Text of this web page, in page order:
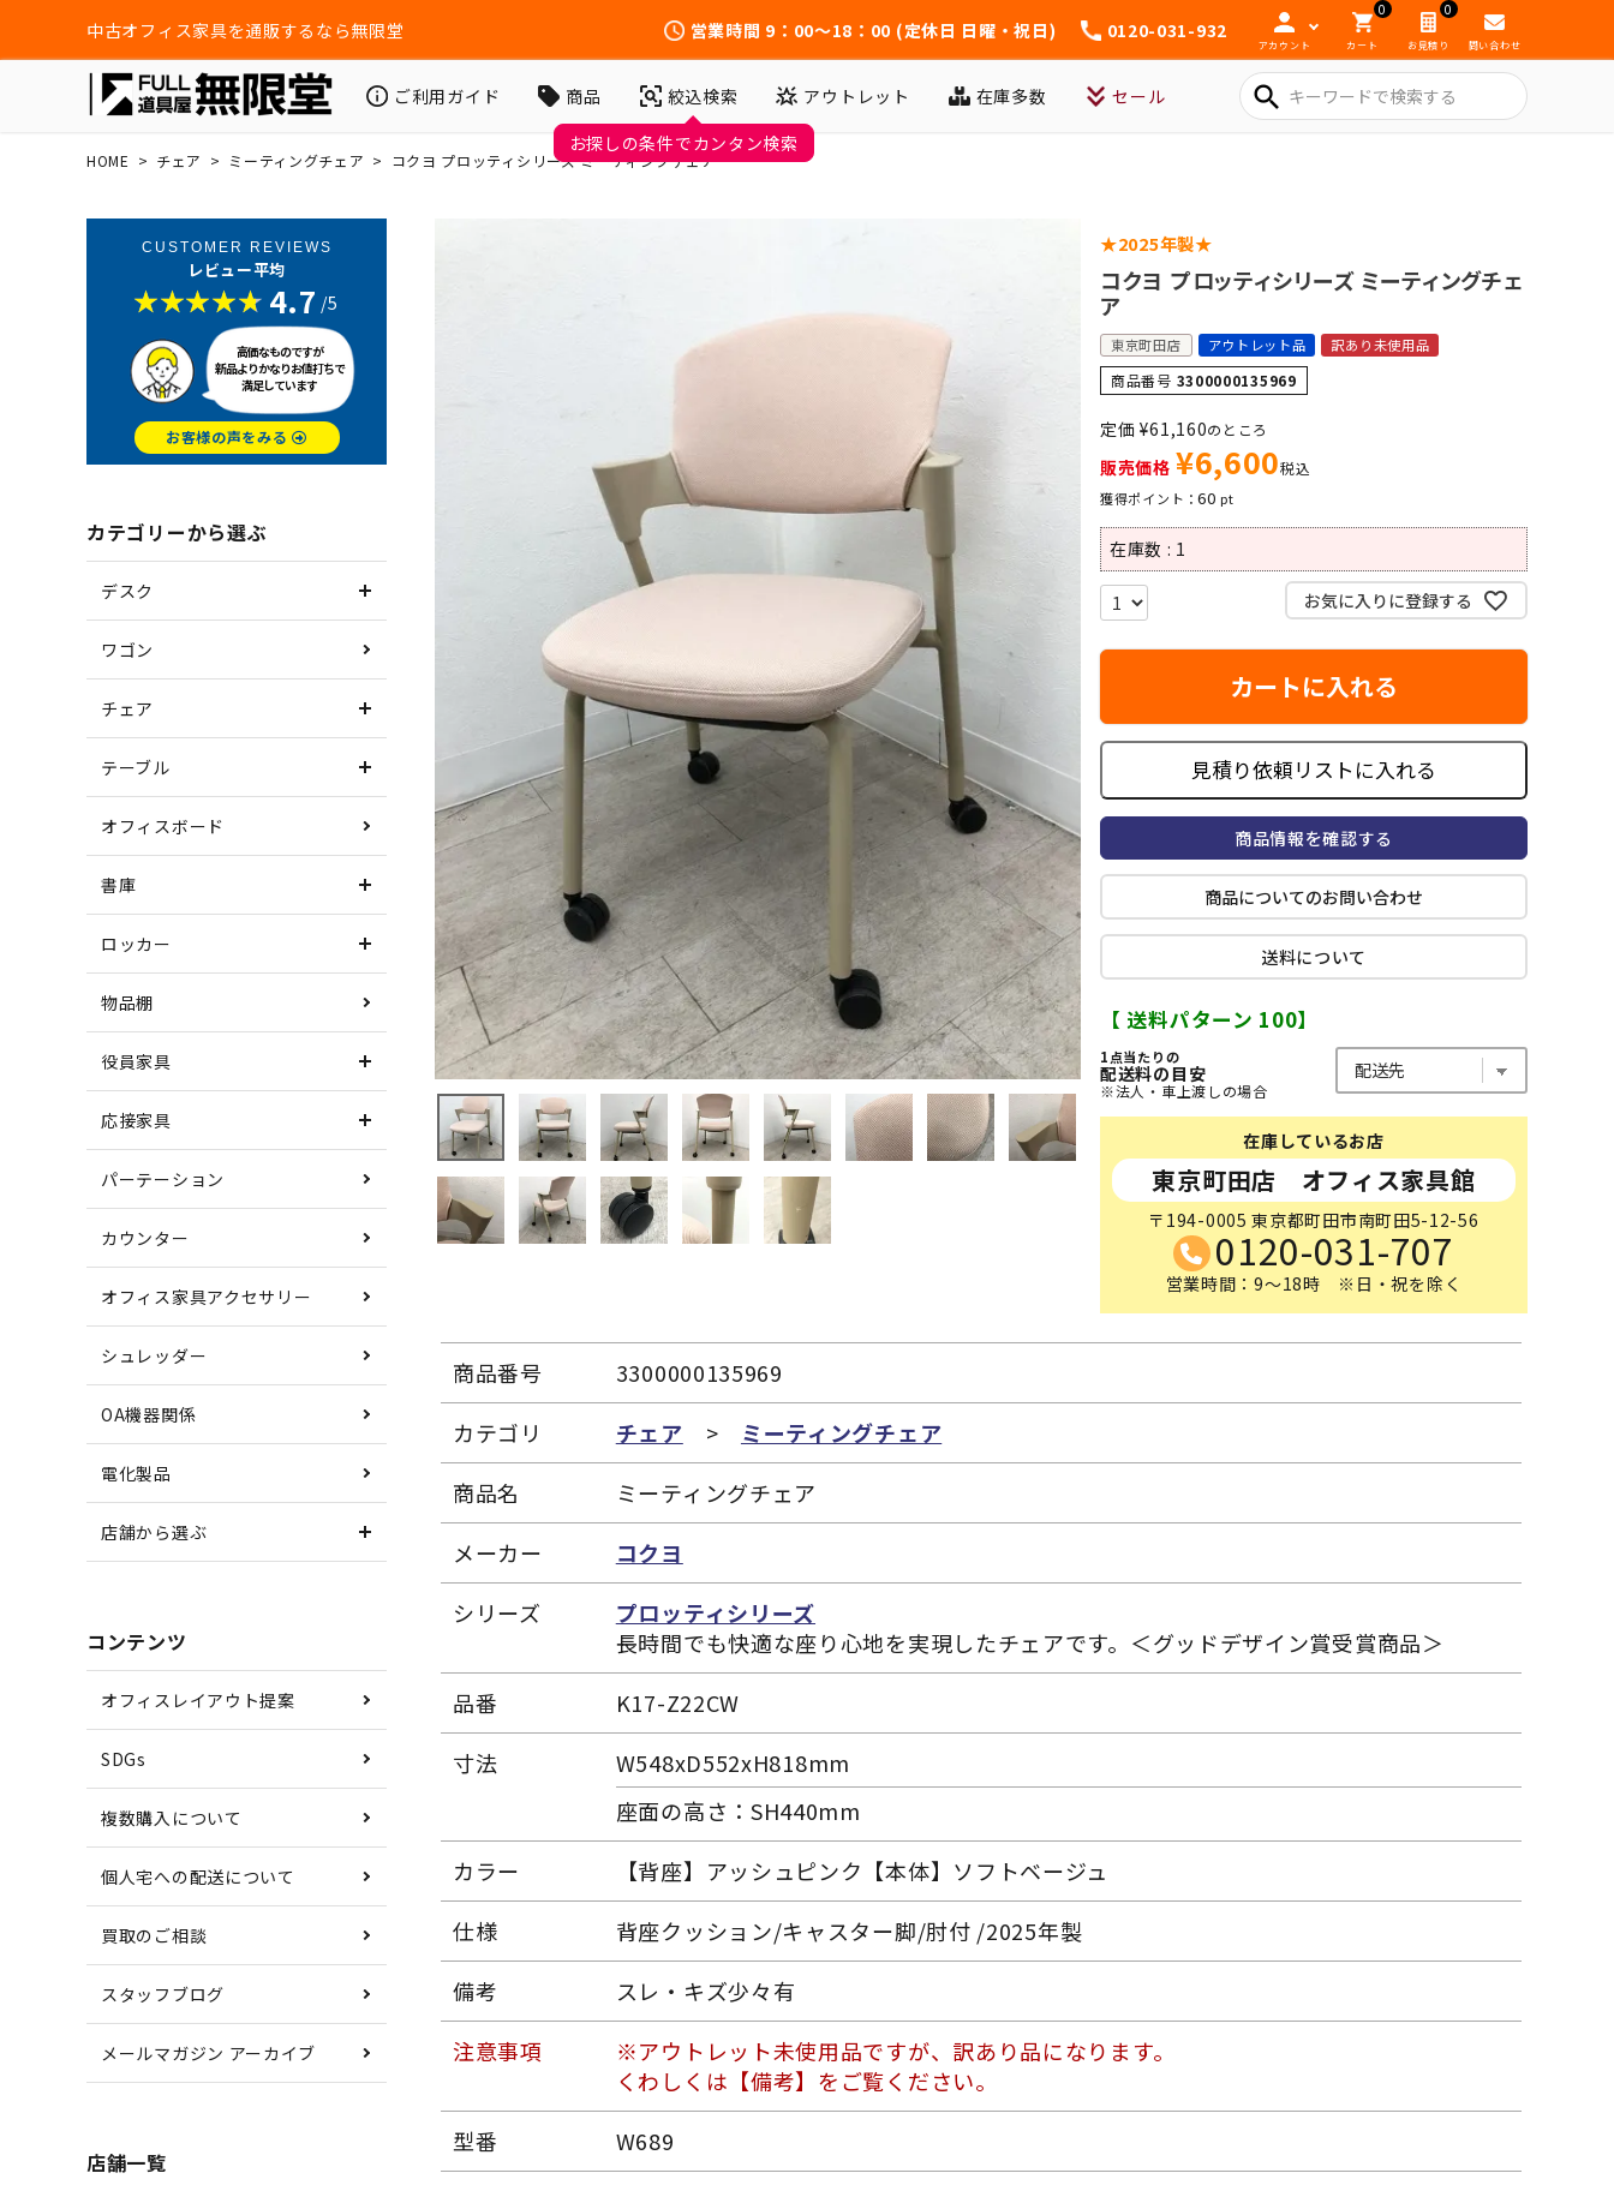
中古オフィス家具を通販するなら無限堂 営業時間 9：00～18：00 (定休日 日曜・祝日) 0120-031-932
アカウント
0
カート
0
お見積り 問い合わせ
ご利用ガイド 商品
絞込検索
お探しの条件でカンタン検索
アウトレット 在庫多数 セール search
HOME チェア ミーティングチェア コクヨ プロッティシリーズ ミーティングチェア
CUSTOMER REVIEWS
レビュー平均
4.7 /5
高価なものですが
新品よりかなりお値打ちで
満足しています
お客様の声をみる
カテゴリーから選ぶ
デスク
ワゴン
チェア
テーブル
オフィスボード
書庫
ロッカー
物品棚
役員家具
応接家具
パーテーション
カウンター
オフィス家具アクセサリー
シュレッダー
OA機器関係
電化製品
店舗から選ぶ
コンテンツ
オフィスレイアウト提案
SDGs
複数購入について
個人宅への配送について
買取のご相談
スタッフブログ
メールマガジン アーカイブ
店舗一覧
★2025年製★
コクヨ プロッティシリーズ ミーティングチェ
ア
東京町田店 アウトレット品 訳あり未使用品
商品番号 3300000135969
定価 ¥61,160のところ
販売価格 ¥6,600税込
60
在庫数 1
お気に入りに登録する
カートに入れる
見積り依頼リストに入れる
商品情報を確認する
商品についてのお問い合わせ
送料について
【 送料パターン 100】
1点当たりの
配送料の目安
※法人・車上渡しの場合
在庫しているお店
東京町田店 オフィス家具館
〒194-0005 東京都町田市南町田5-12-56
0120-031-707
営業時間：9～18時 ※日・祝を除く
商品番号
3300000135969
カテゴリ
チェア > ミーティングチェア
商品名
ミーティングチェア
メーカー
コクヨ
シリーズ
プロッティシリーズ
長時間でも快適な座り心地を実現したチェアです。＜グッドデザイン賞受賞商品＞
品番
K17-Z22CW
寸法
W548xD552xH818mm
座面の高さ：SH440mm
カラー
【背座】アッシュピンク【本体】ソフトベージュ
仕様
背座クッション/キャスター脚/肘付 /2025年製
備考
スレ・キズ少々有
注意事項
※アウトレット未使用品ですが、訳あり品になります。
くわしくは【備考】をご覧ください。
型番
W689